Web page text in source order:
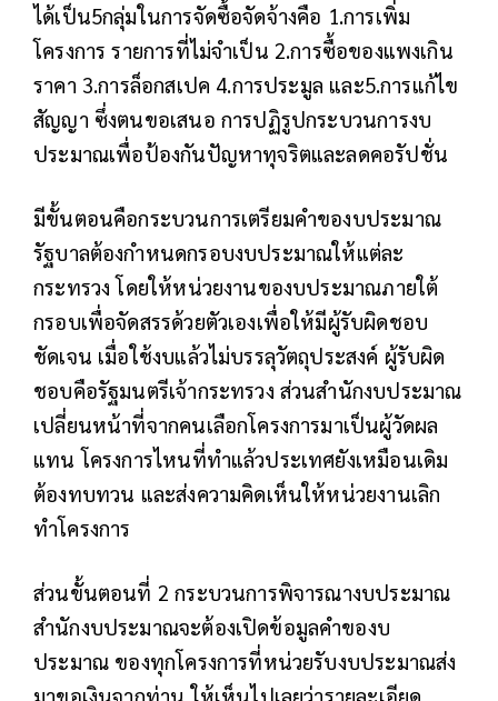
ได้เป็น5กลุ่มในการจัดซื้อจัดจ้างคือ 1.การเพิ่ม
โครงการ รายการที่ไม่จำเป็น 2.การซื้อของแพงเกิน
ราคา 3.การล็อกสเปค 4.การประมูล และ5.การแก้ไข
สัญญา ซึ่งตนขอเสนอ การปฏิรูปกระบวนการงบ
ประมาณเพื่อป้องกันปัญหาทุจริตและลดคอรัปชั่น
มีขั้นตอนคือกระบวนการเตรียมคำของบประมาณ
รัฐบาลต้องกำหนดกรอบงบประมาณให้แต่ละ
กระทรวง โดยให้หน่วยงานของบประมาณภายใต้
กรอบเพื่อจัดสรรด้วยตัวเองเพื่อให้มีผู้รับผิดชอบ
ชัดเจน เมื่อใช้งบแล้วไม่บรรลุวัตถุประสงค์ ผู้รับผิด
ชอบคือรัฐมนตรีเจ้ากระทรวง ส่วนสำนักงบประมาณ
เปลี่ยนหน้าที่จากคนเลือกโครงการมาเป็นผู้วัดผล
แทน โครงการไหนที่ทำแล้วประเทศยังเหมือนเดิม
ต้องทบทวน และส่งความคิดเห็นให้หน่วยงานเลิก
ทำโครงการ
ส่วนขั้นตอนที่ 2 กระบวนการพิจารณางบประมาณ
สำนักงบประมาณจะต้องเปิดข้อมูลคำของบ
ประมาณ ของทุกโครงการที่หน่วยรับงบประมาณส่ง
มาขอเงินจากท่าน ให้เห็นไปเลยว่ารายละเอียด